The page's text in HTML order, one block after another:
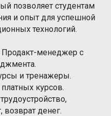
позволяет студентам
и опыт для успешной
технологий.
менеджер с
и тренажеры.
платных курсов.
возврат денег.